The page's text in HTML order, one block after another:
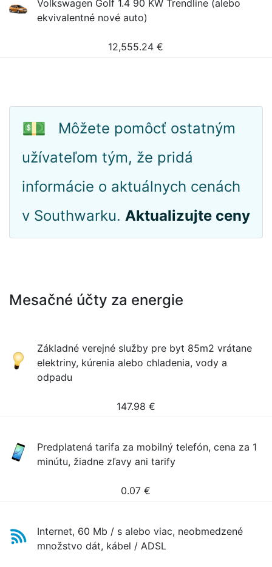
Volkswagen Golf 1.4 90 KW Trendline (alebo
ekvivalentné nové auto)
12,555.24 €
💵
Môžete pomôcť ostatným
užívateľom tým, že pridá
informácie o aktuálnych cenách
v Southwarku. Aktualizujte ceny
Mesačné účty za energie
Základné verejné služby pre byt 85m2 vrátane
elektriny, kúrenia alebo chladenia, vody a
odpadu
147.98 €
Predplatená tarifa za mobilný telefón, cena za 1
minútu, žiadne zľavy ani tarify
0.07 €
Internet, 60 Mb / s alebo viac, neobmedzené
množstvo dát, kábel / ADSL